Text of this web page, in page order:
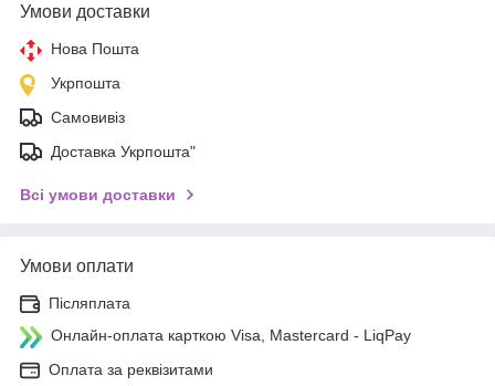
Умови доставки
Нова Пошта
Укрпошта
Самовивіз
Доставка Укрпошта"
Всі умови доставки
Умови оплати
Післяплата
Онлайн-оплата карткою Visa, Mastercard - LiqPay
Оплата за реквізитами